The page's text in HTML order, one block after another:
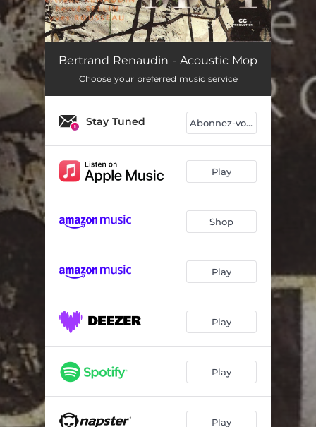
85 / 97 Thème 1 01:41
85 / 97 Trad 2 lapp joik: aillohas 01:24
02:45
85 / 97 Thèmes de fin
Chanson pour radaphné 04:48
Préambule thème 1 01:40
Préambule thème 3 03:44
M.O.P. Pour s.R. Thème 1 05:49
M.O.P. Pour s.R. Thème 2 03:22
Usage modéré 00:32
Berceuse d'emeline 01:40
Ubiquité 08:07
Bertrand Renaudin - Acoustic Mop
Choose your preferred music service
Stay Tuned Abonnez-vous
Play
Shop
Play
Play
Play
Play